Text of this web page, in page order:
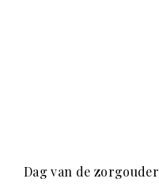
Dag van de zorgouder